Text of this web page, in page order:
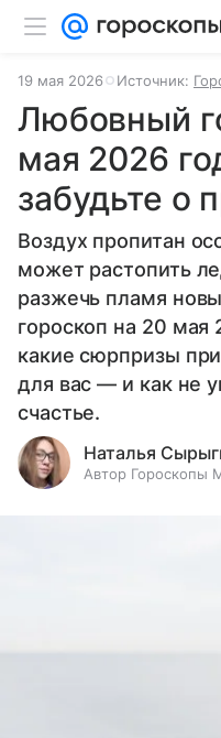
19 мая 2026 Источник:
Любовный
мая 2026
забудьте о
Воздух пропитан
может растопить
разжечь пламя
гороскоп на 20 мая
какие сюрпризы
для вас — и как не
счастье.
Наталья
Автор Гороскопы